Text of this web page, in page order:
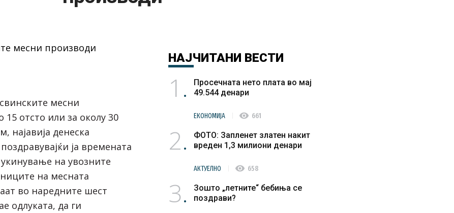
месни
15 отсто или за околу 30
најавија денеска
ја времената
на увозните
на месната
во наредните шест
одлуката, да ги
НАЈЧИТАНИ ВЕСТИ
1
Просечната нето плата во мај
49.544 денари
ЕКОНОМИЈА visibility 661
2
ФОТО: Запленет златен накит
вреден 1,3 милиони денари
АКТУЕЛНО visibility 658
3
Зошто „летните“ бебиња се
поздрави?